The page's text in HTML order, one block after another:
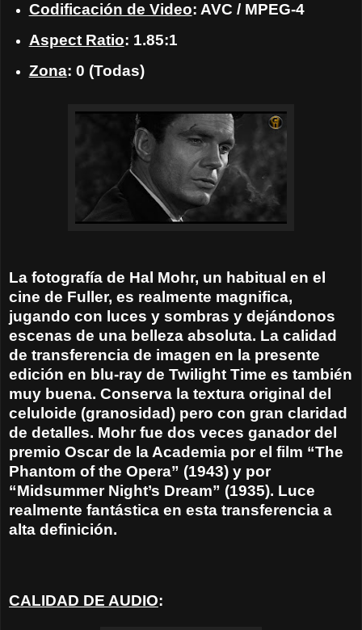
Codificación de Video: AVC / MPEG-4
Aspect Ratio: 1.85:1
Zona: 0 (Todas)
La fotografía de Hal Mohr, un habitual en el
cine de Fuller, es realmente magnifica,
jugando con luces y sombras y dejándonos
escenas de una belleza absoluta. La calidad
de transferencia de imagen en la presente
edición en blu-ray de Twilight Time es también
muy buena. Conserva la textura original del
celuloide (granosidad) pero con gran claridad
de detalles. Mohr fue dos veces ganador del
premio Oscar de la Academia por el film “The
Phantom of the Opera” (1943) y por
“Midsummer Night’s Dream” (1935). Luce
realmente fantástica en esta transferencia a
alta definición.
CALIDAD DE AUDIO: